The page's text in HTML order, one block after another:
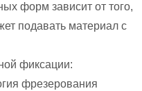
форм зависит от того,
подавать материал с
фиксации:
фрезерования